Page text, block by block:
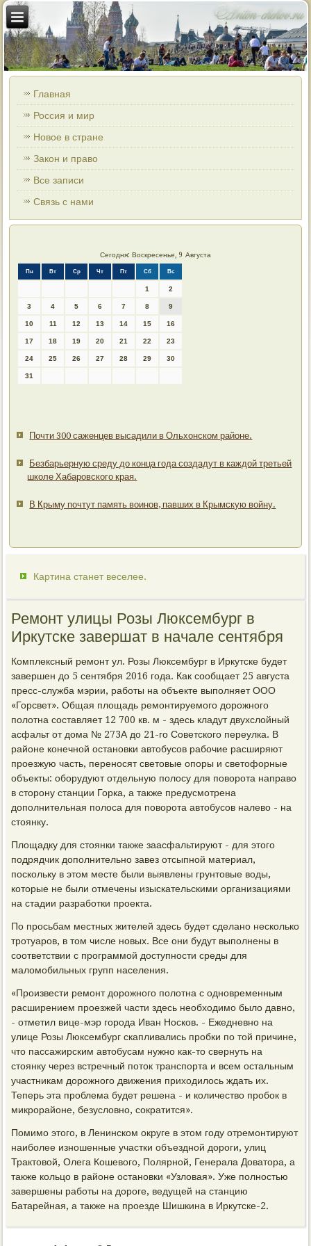
Главная
Россия и мир
Новое в стране
Закон и право
Все записи
Связь с нами
Сегодня: Воскресенье, 9 Августа
Пн Вт Ср Чт Пт Сб Вс
1 2
3 4 5 6 7 8 9
10 11 12 13 14 15 16
17 18 19 20 21 22 23
24 25 26 27 28 29 30
31
Почти 300 саженцев высадили в Ольхонском районе.
Безбарьерную среду до конца года создадут в каждой третьей
школе Хабаровского края.
В Крыму почтут память воинов, павших в Крымскую войну.
Картина станет веселее.
Ремонт улицы Розы Люксембург в
Иркутске завершат в начале сентября
Комплексный ремонт ул. Розы Люксембург в Иркутске будет
завершен до 5 сентября 2016 года. Как сообщает 25 августа
пресс-служба мэрии, работы на объекте выполняет ООО
«Горсвет». Общая площадь ремонтируемого дорожного
полотна составляет 12 700 кв. м - здесь кладут двухслойный
асфальт от дома № 273А до 21-го Советского переулка. В
районе конечной остановки автобусов рабочие расширяют
проезжую часть, переносят световые опоры и светофорные
объекты: оборудуют отдельную полосу для поворота направо
в сторону станции Горка, а также предусмотрена
дополнительная полоса для поворота автобусов налево - на
стоянку.
Площадку для стоянки также заасфальтируют - для этого
подрядчик дополнительно завез отсыпной материал,
поскольку в этом месте были выявлены грунтовые воды,
которые не были отмечены изыскательскими организациями
на стадии разработки проекта.
По просьбам местных жителей здесь будет сделано несколько
тротуаров, в том числе новых. Все они будут выполнены в
соответствии с программой доступности среды для
маломобильных групп населения.
«Произвести ремонт дорожного полотна с одновременным
расширением проезжей части здесь необходимо было давно,
- отметил вице-мэр города Иван Носков. - Ежедневно на
улице Розы Люксембург скапливались пробки по той причине,
что пассажирским автобусам нужно как-то свернуть на
стоянку через встречный поток транспорта и всем остальным
участникам дорожного движения приходилось ждать их.
Теперь эта проблема будет решена - и количество пробок в
микрорайоне, безусловно, сократится».
Помимо этого, в Ленинском округе в этом году отремонтируют
наиболее изношенные участки объездной дороги, улиц
Трактовой, Олега Кошевого, Полярной, Генерала Доватора, а
также кольцо в районе остановки «Узловая». Уже полностью
завершены работы на дороге, ведущей на станцию
Батарейная, а также на проезде Шишкина в Иркутске-2.